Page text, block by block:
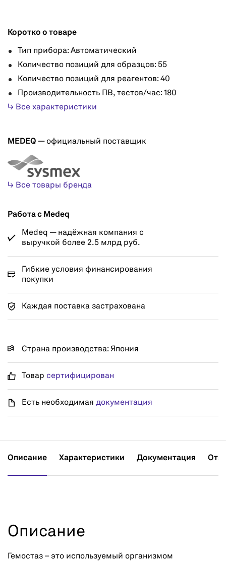
Коротко о товаре
Тип прибора: Автоматический
Количество позиций для образцов: 55
Количество позиций для реагентов: 40
Производительность ПВ, тестов/час: 180
↳ Все характеристики
MEDEQ — официальный поставщик
↳ Все товары бренда
Работа с Medeq
Medeq — надёжная компания с
выручкой более 2.5 млрд руб.
Гибкие условия финансирования
покупки
Каждая поставка застрахована
Страна производства: Япония
Товар сертифицирован
Есть необходимая документация
Описание Характеристики Документация
Описание
Гемостаз – это используемый организмом